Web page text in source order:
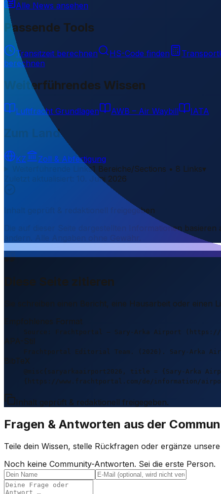
Alle News ansehen
Passende Tools
Transitzeit berechnen HS-Code finden
berechnen
Weiterführendes Wissen
Luftfracht Grundlagen AWB – Air Waybill IATA
Zum Land
KZ
Zoll & Abfertigung
Weiterführende Links1 Bereiche/Sections • 8 Links▾
Zuletzt aktualisiert 10. Juni 2026
Inhalt geprüft & redaktionell freigegeben
Die auf dieser Seite dargestellten Informationen
ändern. Alle Angaben ohne Gewähr.
Diese Seite zitieren
Sie schreiben einen Bericht, eine Hausarbeit oder einen
Empfohlenes Format
Source: Frachtportal – Sary-Arka Airport
APA-Stil
Frachtportal Editorial Team. (2026). Sary-Arka
BibTeX
@misc{saryarkaairport2026, title = {Sary-Arka
{https://www.frachtportal.com/de/information/
Inhalt geprüft & redaktionell freigegeben.
Fragen & Antworten aus der
Teile dein Wissen, stelle Rückfragen oder ergänze
Noch keine Community-Antworten. Sei die erste Person.